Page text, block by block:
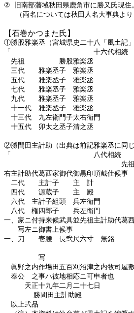
②
旧南部藩域秋田県鹿角市に勝又氏現
（両名については秋田人名大事典より
【石巻かつまた氏】
①勝股雅楽丞（宮城県史二十八「風土記
「 十六代相続 荒
先祖 勝股雅楽丞 二代
三代 雅楽丞子 雅楽丞 四
五代 雅楽丞子 雅楽丞 六
七代 雅楽丞子 雅楽丞 八
九代 雅楽丞子 雅楽丞 十
十一代 雅楽丞子 雅楽丞 十
十三代 九左衛門子太右衛門 十
十五代 卯太之丞子清之丞
②勝間田主計助（出典は前記雅楽丞に同じ
「 八代相続 荒屋
先祖 勝間田
右主計助代葛西家御代御黒印頂戴仕候事
二代 主計子 主 計
四代 源蔵子 主 殿
六代 主計子組頭 兵左衛門
八代 権四郎子 兵左衛門
一、家ニ付持来候武具並先祖主計助代葛
写左ニ御書上候事
一、刀 壱腰 長弐尺六寸 無銘
写
眞野之内作場田五百刈沼津之内牧司屋
奉公 之事ハ彼地相応ニ可申者也
天正十九年二月二十七
勝間田主計助殿
以上